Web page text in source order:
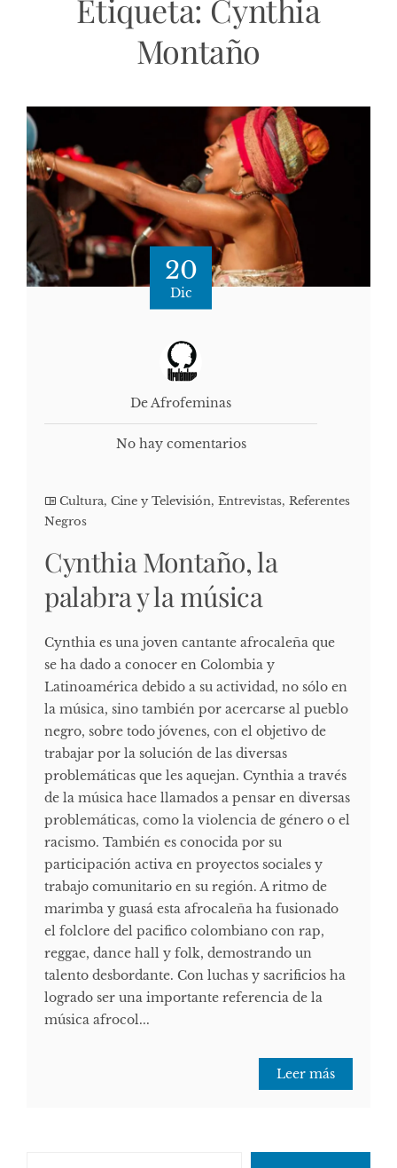
Etiqueta: Cynthia
Montaño
20
Dic
De Afrofeminas
No hay comentarios
Cultura, Cine y Televisión, Entrevistas, Referentes
Negros
Cynthia Montaño, la
palabra y la música
Cynthia es una joven cantante afrocaleña que
se ha dado a conocer en Colombia y
Latinoamérica debido a su actividad, no sólo en
la música, sino también por acercarse al pueblo
negro, sobre todo jóvenes, con el objetivo de
trabajar por la solución de las diversas
problemáticas que les aquejan. Cynthia a través
de la música hace llamados a pensar en diversas
problemáticas, como la violencia de género o el
racismo. También es conocida por su
participación activa en proyectos sociales y
trabajo comunitario en su región. A ritmo de
marimba y guasá esta afrocaleña ha fusionado
el folclore del pacifico colombiano con rap,
reggae, dance hall y folk, demostrando un
talento desbordante. Con luchas y sacrificios ha
logrado ser una importante referencia de la
música afrocol...
Leer más